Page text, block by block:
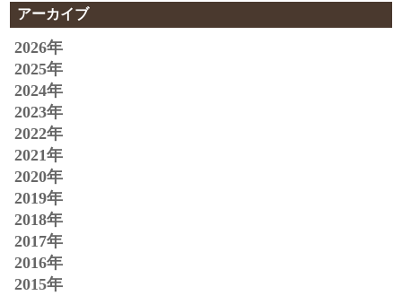
アーカイブ
2026年
2025年
2024年
2023年
2022年
2021年
2020年
2019年
2018年
2017年
2016年
2015年